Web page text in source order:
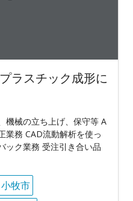
ラスチック成形に
機械の立ち上げ、保守等 A
業務 CAD流動解析を使っ
ック業務 受注引き合い品
小牧市